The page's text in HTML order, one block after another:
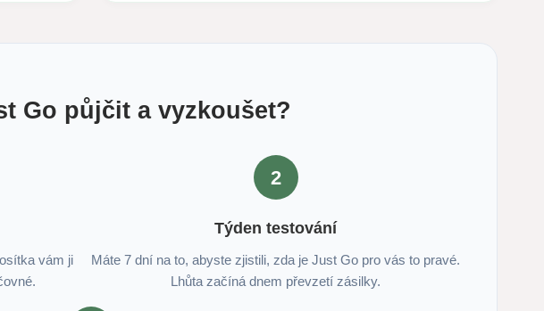
Go půjčit a vyzkoušet?
vám ji
2
Týden testování
Máte 7 dní na to, abyste zjistili, zda je Just Go pro vás to pravé.
Lhůta začíná dnem převzetí zásilky.